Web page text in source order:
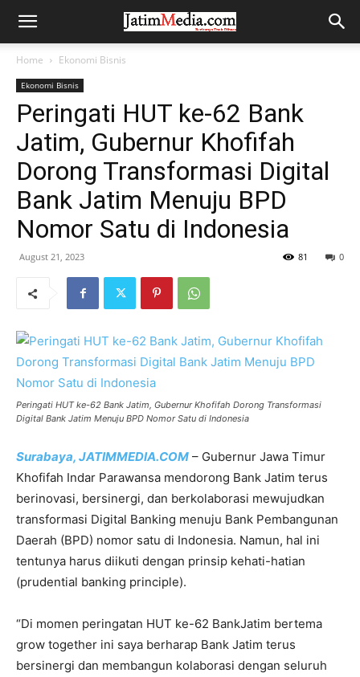
Home Ekonomi Bisnis
Ekonomi Bisnis
Peringati HUT ke-62 Bank
Jatim, Gubernur Khofifah
Dorong Transformasi Digital
Bank Jatim Menuju BPD
Nomor Satu di Indonesia
August 21, 2023 0
81
Peringati HUT ke-62 Bank Jatim, Gubernur Khofifah Dorong Transformasi
Digital Bank Jatim Menuju BPD Nomor Satu di Indonesia
Surabaya, JATIMMEDIA.COM – Gubernur Jawa Timur
Khofifah Indar Parawansa mendorong Bank Jatim terus
berinovasi, bersinergi, dan berkolaborasi mewujudkan
transformasi Digital Banking menuju Bank Pembangunan
Daerah (BPD) nomor satu di Indonesia. Namun, hal ini
tentunya harus diikuti dengan prinsip kehati-hatian
(prudential banking principle).
“Di momen peringatan HUT ke-62 BankJatim bertema
grow together ini saya berharap Bank Jatim terus
bersinergi dan membangun kolaborasi dengan seluruh